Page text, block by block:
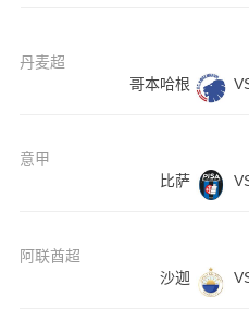
丹麦超
哥本哈根
意甲
比萨
阿联酋超
沙迦